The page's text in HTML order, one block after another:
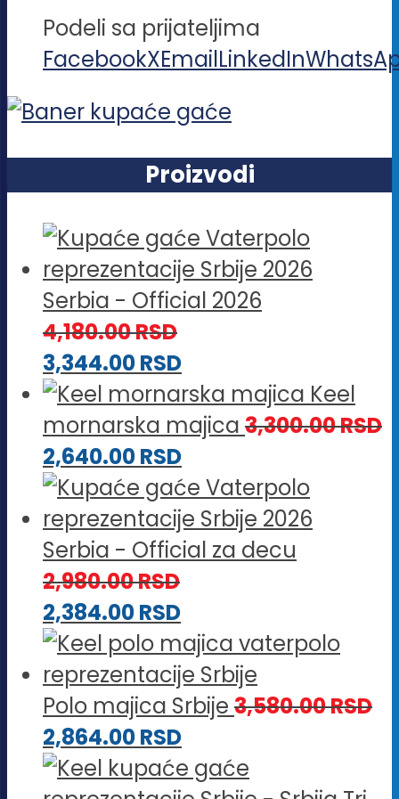
Podeli sa prijateljima
FacebookXEmailLinkedIn
Proizvodi
Serbia - Official 2026
4,180.00RSD
3,344.00RSD
Keel
mornarska majica 3,300.00RSD
2,640.00RSD
Serbia - Official za decu
2,980.00RSD
2,384.00RSD
Polo majica Srbije 3,580.00RSD
2,864.00RSD